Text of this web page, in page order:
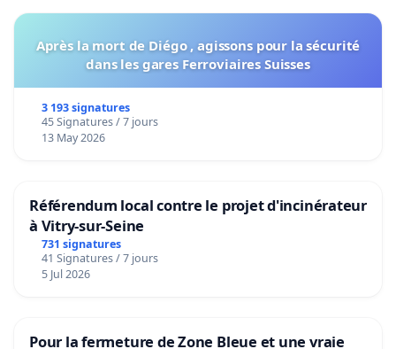
Après la mort de Diégo , agissons pour la sécurité
dans les gares Ferroviaires Suisses
3 193 signatures
45 Signatures / 7 jours
13 May 2026
Référendum local contre le projet d'incinérateur
à Vitry-sur-Seine
731 signatures
41 Signatures / 7 jours
5 Jul 2026
Pour la fermeture de Zone Bleue et une vraie